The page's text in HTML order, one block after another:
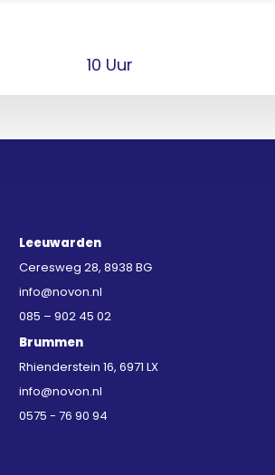
10 Uur
Leeuwarden
Ceresweg 28, 8938 BG
info@novon.nl
085 – 902 45 02
Brummen
Rhienderstein 16, 6971 LX
info@novon.nl
0575 - 76 90 94